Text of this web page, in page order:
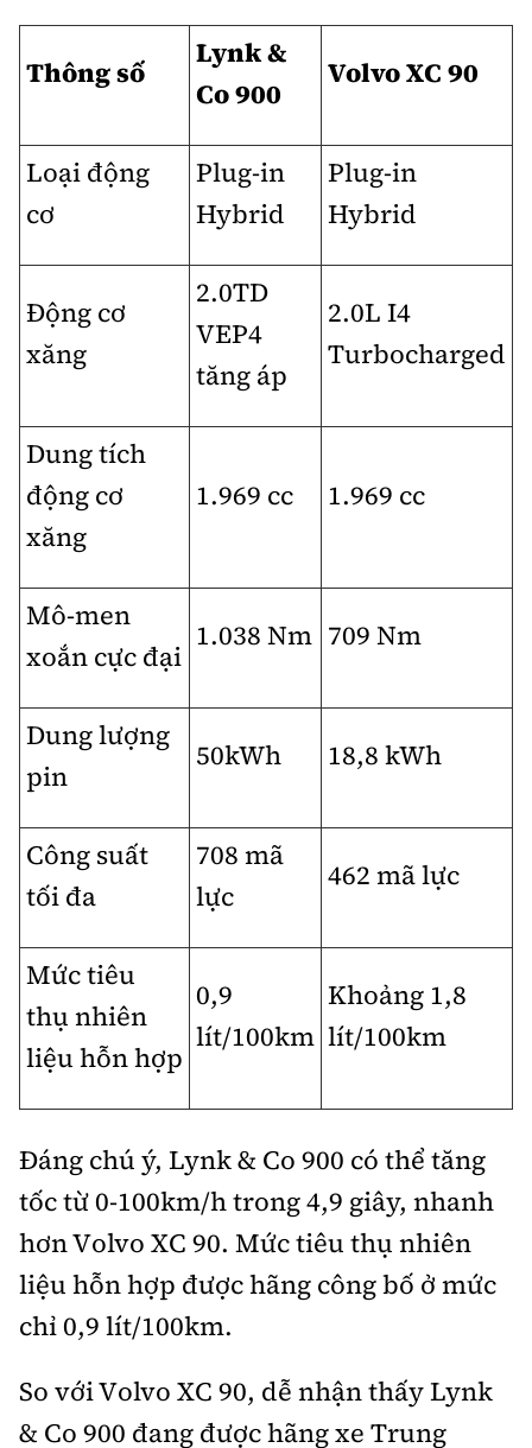
Thông số
Lynk &
Co 900
Volvo XC 90
Loại động
cơ
Plug-in
Hybrid
Plug-in
Hybrid
Động cơ
xăng
2.0TD
VEP4
tăng áp
2.0L I4
Turbocharged
Dung tích
động cơ
xăng
1.969 cc 1.969 cc
Mô-men
xoắn cực đại
1.038 Nm 709 Nm
Dung lượng
pin
50kWh 18,8 kWh
Công suất
tối đa
708 mã
lực
462 mã lực
Mức tiêu
thụ nhiên
liệu hỗn hợp
0,9
lít/100km
Khoảng 1,8
lít/100km
Đáng chú ý, Lynk & Co 900 có thể tăng
tốc từ 0-100km/h trong 4,9 giây, nhanh
hơn Volvo XC 90. Mức tiêu thụ nhiên
liệu hỗn hợp được hãng công bố ở mức
chỉ 0,9 lít/100km.
So với Volvo XC 90, dễ nhận thấy Lynk
& Co 900 đang được hãng xe Trung